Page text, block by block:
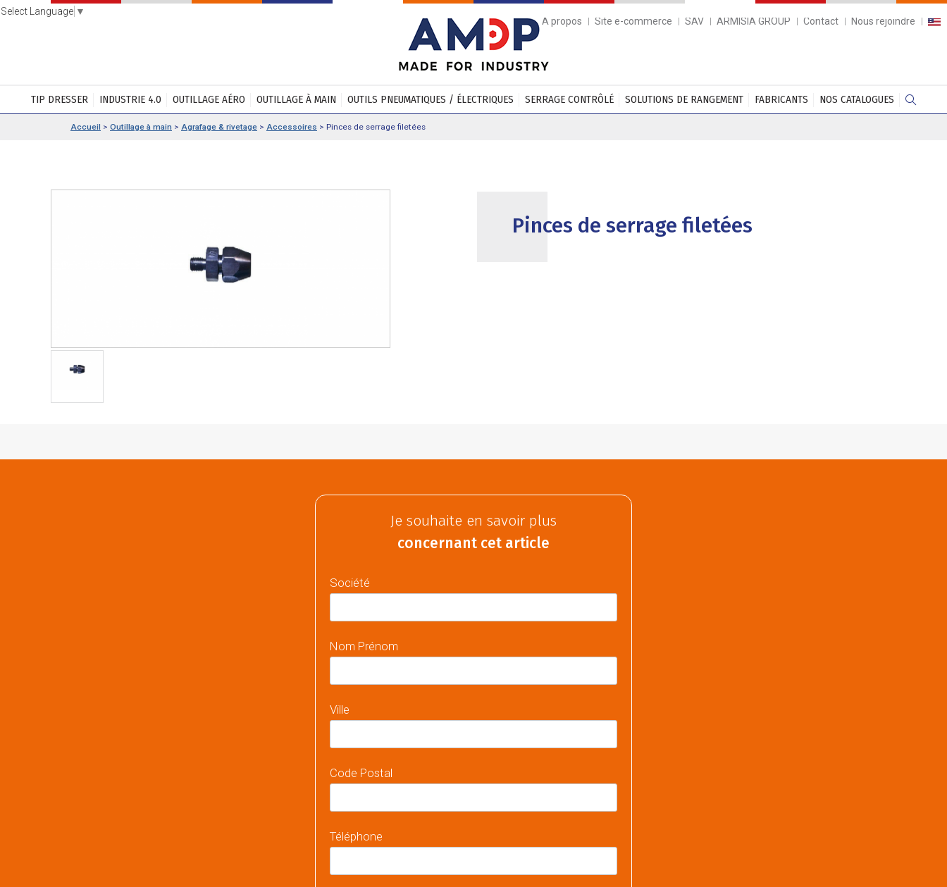
Select Language ▼
A propos
Site e-commerce SAV ARMISIA GROUP Contact Nous rejoindre
TIP DRESSER INDUSTRIE 4.0 OUTILLAGE AÉRO OUTILLAGE À MAIN OUTILS PNEUMATIQUES / ÉLECTRIQUES SERRAGE CONTRÔLÉ SOLUTIONS DE RANGEMENT FABRICANTS NOS CATALOGUES
Accueil > Outillage à main > Agrafage & rivetage > Accessoires > Pinces de serrage filetées
Pinces de serrage filetées
Je souhaite en savoir plus
concernant cet article
Société
Nom Prénom
Ville
Code Postal
Téléphone